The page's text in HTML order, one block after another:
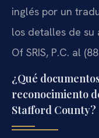
inglés por un
los detalles de su
Of SRIS, P.C. al
¿Qué
reconocimiento
Stafford County?